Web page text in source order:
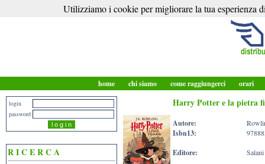
home chi siamo come raggiungerci orari
login
password
R I C E R C A
Harry Potter e la pietra
Autore:
Isbn13:
Editore: Salani
Utilizziamo i cookie per migliorare la tua esperienza